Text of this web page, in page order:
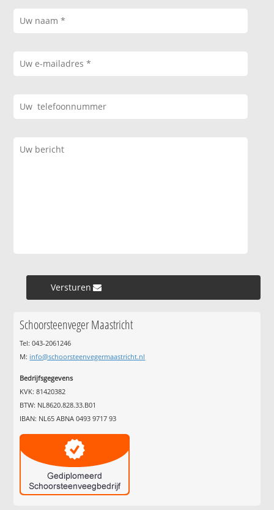
Versturen »
Schoorsteenveger Maastricht
Tel: 043-2061246
M: info@schoorsteenvegermaastricht.nl
Bedrijfsgegevens
KVK: 81420382
BTW: NL8620.828.33.B01
IBAN: NL65 ABNA 0493 9717 93